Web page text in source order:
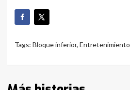
Tags: Bloque inferior, Entretenimiento